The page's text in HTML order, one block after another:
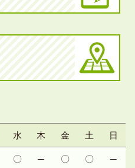
水 木 金 土 日
〇 ─ 〇 〇 ─